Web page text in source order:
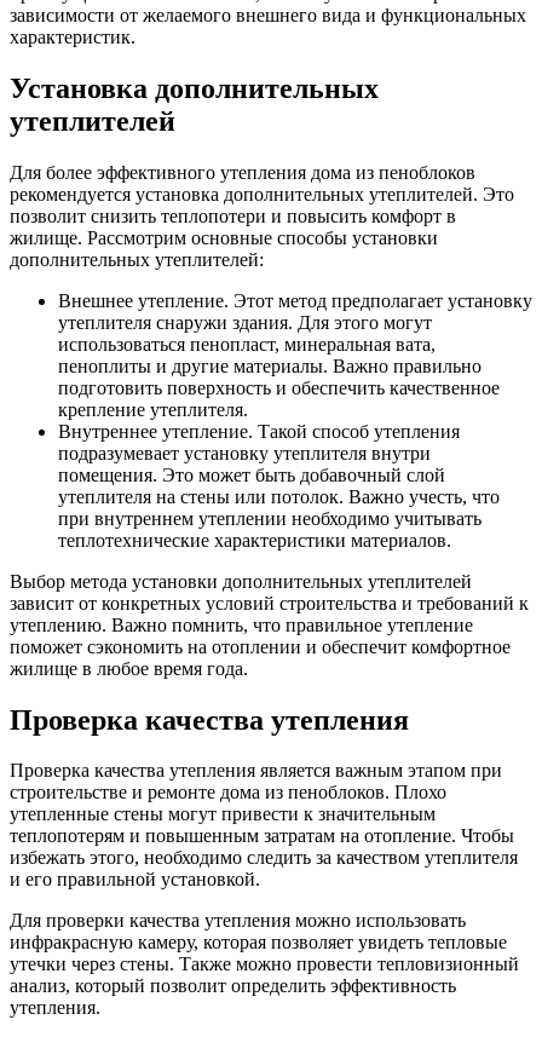
зависимости от желаемого внешнего вида и функциональных
характеристик.
Установка дополнительных
утеплителей
Для более эффективного утепления дома из пеноблоков
рекомендуется установка дополнительных утеплителей. Это
позволит снизить теплопотери и повысить комфорт в
жилище. Рассмотрим основные способы установки
дополнительных утеплителей:
Внешнее утепление. Этот метод предполагает установку
утеплителя снаружи здания. Для этого могут
использоваться пенопласт, минеральная вата,
пеноплиты и другие материалы. Важно правильно
подготовить поверхность и обеспечить качественное
крепление утеплителя.
Внутреннее утепление. Такой способ утепления
подразумевает установку утеплителя внутри
помещения. Это может быть добавочный слой
утеплителя на стены или потолок. Важно учесть, что
при внутреннем утеплении необходимо учитывать
теплотехнические характеристики материалов.
Выбор метода установки дополнительных утеплителей
зависит от конкретных условий строительства и требований к
утеплению. Важно помнить, что правильное утепление
поможет сэкономить на отоплении и обеспечит комфортное
жилище в любое время года.
Проверка качества утепления
Проверка качества утепления является важным этапом при
строительстве и ремонте дома из пеноблоков. Плохо
утепленные стены могут привести к значительным
теплопотерям и повышенным затратам на отопление. Чтобы
избежать этого, необходимо следить за качеством утеплителя
и его правильной установкой.
Для проверки качества утепления можно использовать
инфракрасную камеру, которая позволяет увидеть тепловые
утечки через стены. Также можно провести тепловизионный
анализ, который позволит определить эффективность
утепления.